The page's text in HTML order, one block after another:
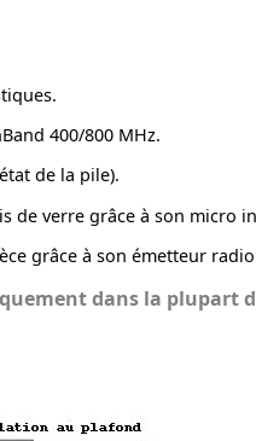
400/800 MHz.
de la pile).
de verre grâce à son micro
grâce à son émetteur
dans la plupart